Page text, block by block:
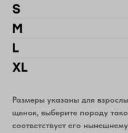
Размеры указаны для
щенок, выберите породу
соответствует его